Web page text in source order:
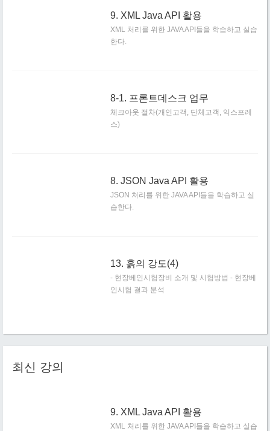
9. XML Java API 활용
XML 처리를 위한 JAVA API들을 학습하고 실습
한다.
8-1. 프론트데스크 업무
체크아웃 절차(개인고객, 단체고객, 익스프레
스)
8. JSON Java API 활용
JSON 처리를 위한 JAVA API들을 학습하고 실
습한다.
13. 흙의 강도(4)
- 현장베인시험장비 소개 및 시험방법 - 현장베
인시험 결과 분석
최신 강의
9. XML Java API 활용
XML 처리를 위한 JAVA API들을 학습하고 실습